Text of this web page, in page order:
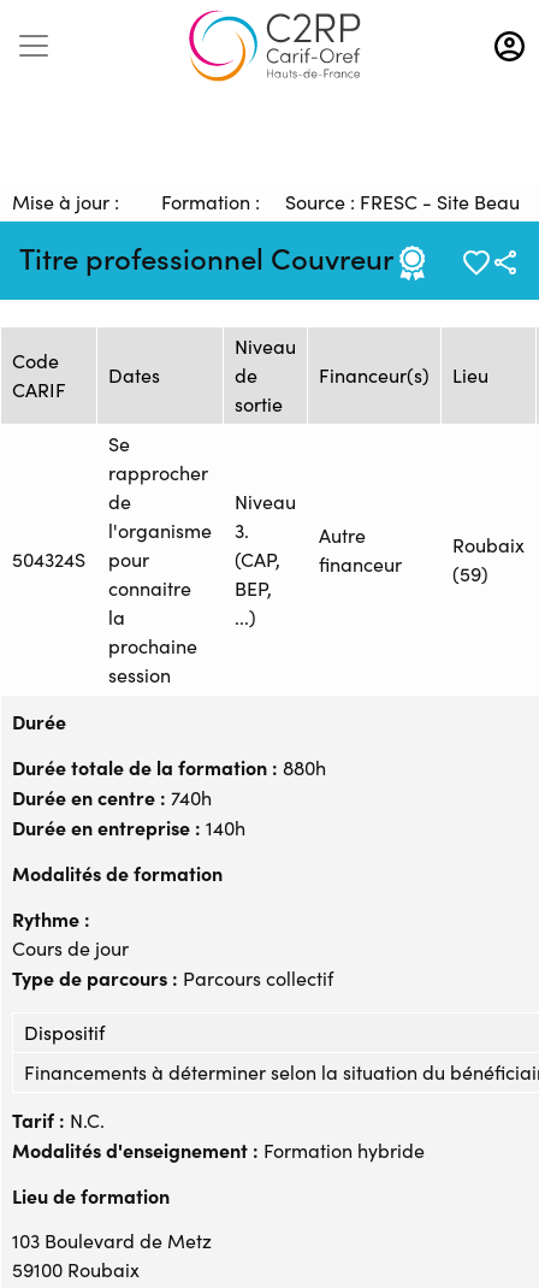
Aller
au
contenu
Titre professionnel Couvreur
Mise à jour :
09/01/2026
Formation :
1478953
Source : FRESC - Site Beau
Chêne AREP/UFA
Session de formation
Code
CARIF
Dates
Niveau
de
sortie
Financeur(s) Lieu
504324S
Se
rapprocher
de
l'organisme
pour
connaitre
la
prochaine
session
Niveau
3.
(CAP,
BEP,
...)
Autre
financeur
Roubaix
(59)
Durée
Durée totale de la formation : 880h
Durée en centre : 740h
Durée en entreprise : 140h
Modalités de formation
Rythme :
Cours de jour
Type de parcours : Parcours collectif
Dispositif
Financements à déterminer selon la situation du
Tarif : N.C.
Modalités d'enseignement : Formation hybride
Lieu de formation
103 Boulevard de Metz
59100 Roubaix